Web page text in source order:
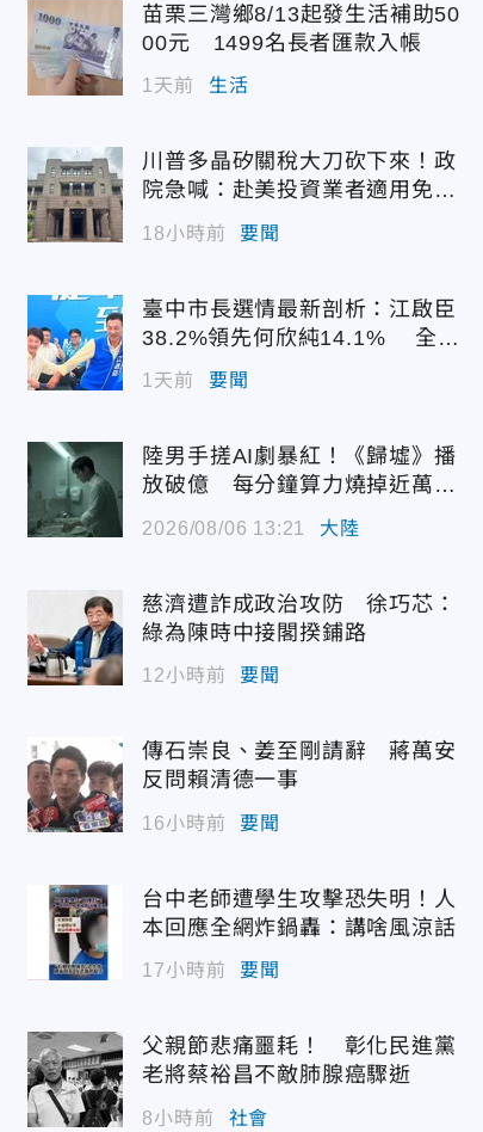
苗栗三灣鄉8/13起發生活補助50
00元 1499名長者匯款入帳
1天前 生活
川普多晶矽關稅大刀砍下來！政
院急喊：赴美投資業者適用免稅
配額
18小時前 要聞
臺中市長選情最新剖析：江啟臣
38.2%領先何欣純14.1% 全世
代支持度全面居首
1天前 要聞
陸男手搓AI劇暴紅！《歸墟》播
放破億 每分鐘算力燒掉近萬台
2026/08/06 13:21 大陸
慈濟遭詐成政治攻防 徐巧芯：
綠為陳時中接閣揆鋪路
12小時前 要聞
傳石崇良、姜至剛請辭 蔣萬安
反問賴清德一事
16小時前 要聞
台中老師遭學生攻擊恐失明！人
本回應全網炸鍋轟：講啥風涼話
17小時前 要聞
父親節悲痛噩耗！ 彰化民進黨
老將蔡裕昌不敵肺腺癌驟逝
8小時前 社會